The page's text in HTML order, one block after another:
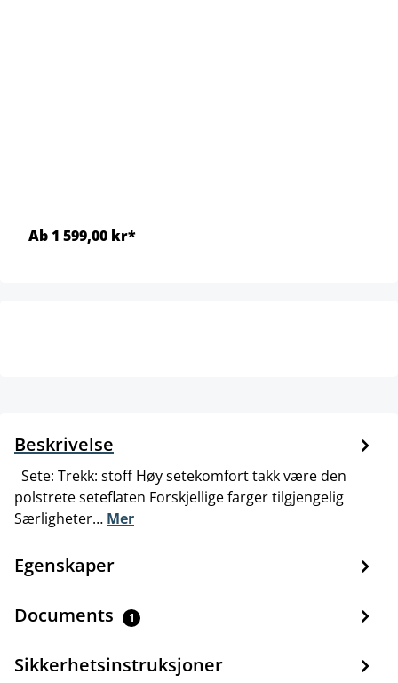
Ab 1 599,00 kr*
Beskrivelse
Sete: Trekk: stoff Høy setekomfort takk være den
polstrete seteflaten Forskjellige farger tilgjengelig
Særligheter… Mer
Egenskaper
Documents 1
Sikkerhetsinstruksjoner